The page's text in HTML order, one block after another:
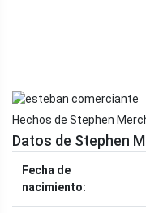
Hechos de Stephen
Datos de Stephen
Fecha de
nacimiento: